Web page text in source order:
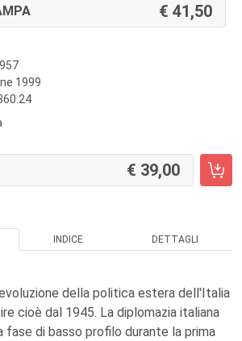
41,50
1999
39,00
INDICE DETTAGLI
della politica estera dell'Italia
cioè dal 1945. La diplomazia italiana
fase di basso profilo durante la prima